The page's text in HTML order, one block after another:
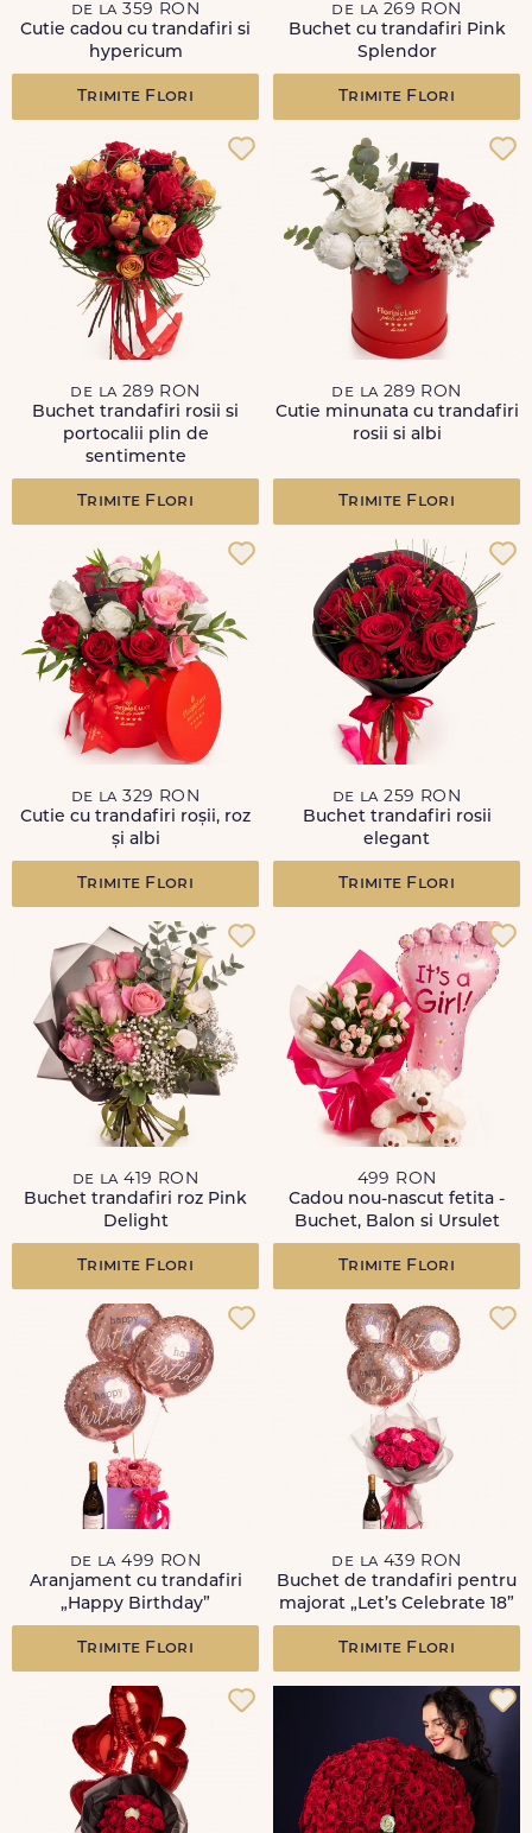
de la 359 RON
Cutie cadou cu trandafiri si
hypericum
Trimite Flori
de la 269 RON
Buchet cu trandafiri Pink
Splendor
Trimite Flori
de la 289 RON
Buchet trandafiri rosii si
portocalii plin de
sentimente
Trimite Flori
de la 289 RON
Cutie minunata cu trandafiri
rosii si albi
Trimite Flori
de la 329 RON
Cutie cu trandafiri roșii, roz
și albi
Trimite Flori
de la 259 RON
Buchet trandafiri rosii
elegant
Trimite Flori
de la 419 RON
Buchet trandafiri roz Pink
Delight
Trimite Flori
499 RON
Cadou nou-nascut fetita -
Buchet, Balon si Ursulet
Trimite Flori
de la 499 RON
Aranjament cu trandafiri
„Happy Birthday”
Trimite Flori
de la 439 RON
Buchet de trandafiri pentru
majorat „Let’s Celebrate 18”
Trimite Flori